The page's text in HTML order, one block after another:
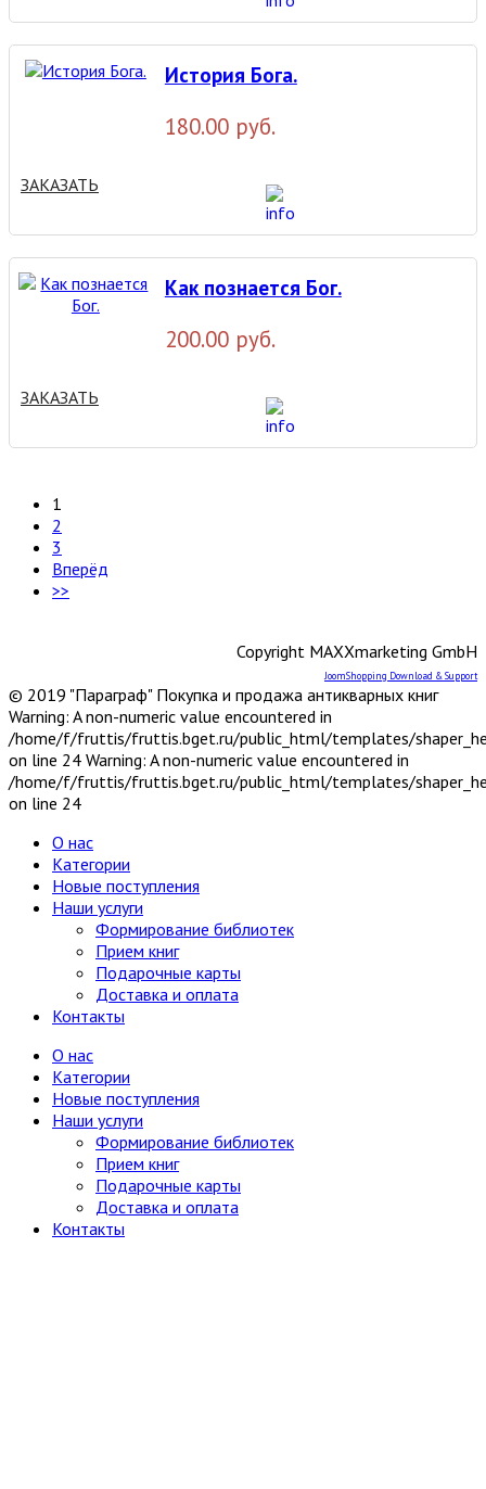
История Бога.
180.00 руб.
ЗАКАЗАТЬ
Как познается Бог.
200.00 руб.
ЗАКАЗАТЬ
1
2
3
Вперёд
>>
Copyright MAXXmarketing GmbH
JoomShopping Download & Support
© 2019 "Параграф" Покупка и продажа антикварных книг
Warning: A non-numeric value encountered in
/home/f/fruttis/fruttis.bget.ru/public_html/templates/
on line 24 Warning: A non-numeric value encountered in
/home/f/fruttis/fruttis.bget.ru/public_html/templates/
on line 24
О нас
Категории
Новые поступления
Наши услуги
Формирование библиотек
Прием книг
Подарочные карты
Доставка и оплата
Контакты
О нас
Категории
Новые поступления
Наши услуги
Формирование библиотек
Прием книг
Подарочные карты
Доставка и оплата
Контакты